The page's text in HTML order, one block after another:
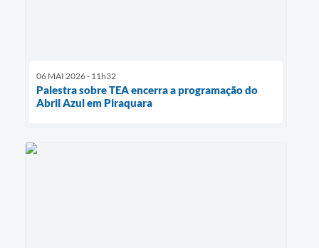
06 MAI 2026 - 11h32
Palestra sobre TEA encerra a programação do
Abril Azul em Piraquara